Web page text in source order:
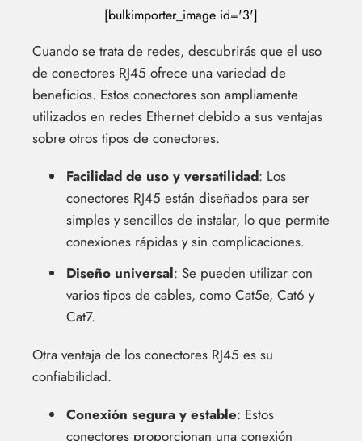
[bulkimporter_image id='3']
Cuando se trata de redes, descubrirás que el uso
de conectores RJ45 ofrece una variedad de
beneficios. Estos conectores son ampliamente
utilizados en redes Ethernet debido a sus ventajas
sobre otros tipos de conectores.
Facilidad de uso y versatilidad: Los
conectores RJ45 están diseñados para ser
simples y sencillos de instalar, lo que permite
conexiones rápidas y sin complicaciones.
Diseño universal: Se pueden utilizar con
varios tipos de cables, como Cat5e, Cat6 y
Cat7.
Otra ventaja de los conectores RJ45 es su
confiabilidad.
Conexión segura y estable: Estos
conectores proporcionan una conexión